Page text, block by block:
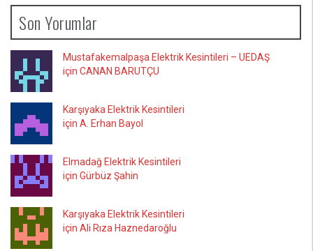
Son Yorumlar
Mustafakemalpaşa Elektrik Kesintileri – UEDAŞ
için CANAN BARUTÇU
Karşıyaka Elektrik Kesintileri
için A. Erhan Bayol
Elmadağ Elektrik Kesintileri
için Gürbüz Şahin
Karşıyaka Elektrik Kesintileri
için Ali Rıza Haznedaroğlu